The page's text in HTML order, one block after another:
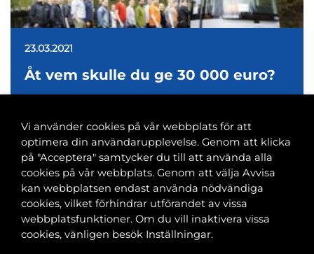
23.03.2021
Åt vem skulle du ge 30 000 euro?
Banvaktsgatan 2A, 00520 Helsingfors
040 585 2586
kansli@tfif.fi
Vi använder cookies på vår webbplats för att
optimera din användarupplevelse. Genom att klicka
på "Acceptera" samtycker du till att använda alla
cookies på vår webbplats. Genom att välja Avvisa
kan webbplatsen endast använda nödvändiga
cookies, vilket förhindrar utförandet av vissa
webbplatsfunktioner. Om du vill inaktivera vissa
cookies, vänligen besök Inställningar.